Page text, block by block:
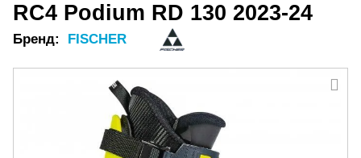
RC4 Podium RD 130 2023-24
Бренд: FISCHER